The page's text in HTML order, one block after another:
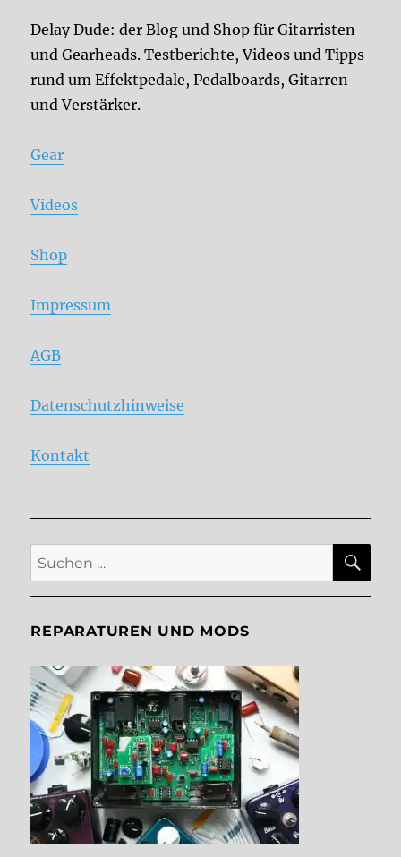
Delay Dude: der Blog und Shop für Gitarristen
und Gearheads. Testberichte, Videos und Tipps
rund um Effektpedale, Pedalboards, Gitarren
und Verstärker.
Gear
Videos
Shop
Impressum
AGB
Datenschutzhinweise
Kontakt
Suche
nach:
REPARATUREN UND MODS